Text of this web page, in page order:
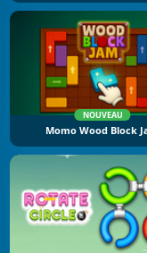
NOUVEAU
Momo Wood Block